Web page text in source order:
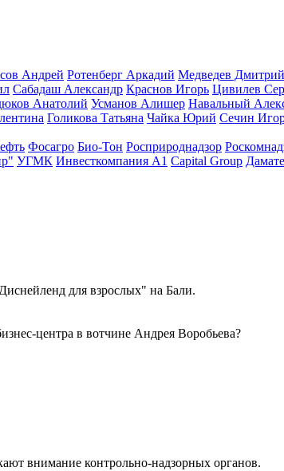
Андрей Ротенберг Аркадий Медведев Дмитрий
Сабадаш Александр Краснов Игорь Цивилев
Анатолий Усманов Алишер Навальный
Голикова Татьяна Чайка Юрий Сечин
Фосагро Био-Тон Росприроднадзор
УГМК Инвесткомпания А1 Capital Group Дамате
для взрослых" на Бали.
центра в вотчине Андрея Воробьева?
внимание контрольно-надзорных органов.